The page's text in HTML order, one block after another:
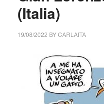
(Italia)
19/08/2022 BYCARLAITA